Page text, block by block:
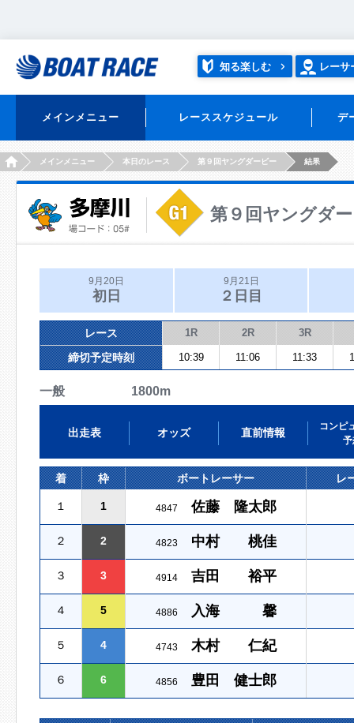
知る楽しむ レーサ
メインメニュー レーススケジュール デ
HOMEメインメニュー 本日のレース 第９回ヤングダービー 結果
第９回ヤングダ
9月20日
初日
9月21日
２日目
レース 1R 2R 3R
締切予定時刻 10:39 11:06 11:33
一般 1800m
出走表 オッズ 直前情報
コンピ
予
着 枠 ボートレーサー レ
１ 1 4847 佐藤 隆太郎
２ 2 4823 中村 桃佳
３ 3 4914 吉田 裕平
４ 5 4886 入海 馨
５ 4 4743 木村 仁紀
６ 6 4856 豊田 健士郎